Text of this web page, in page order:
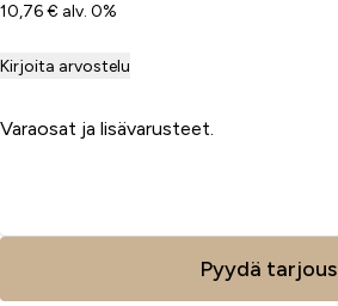
10,76 € alv. 0%
Kirjoita arvostelu
Varaosat ja lisävarusteet.
Pyydä tarjous